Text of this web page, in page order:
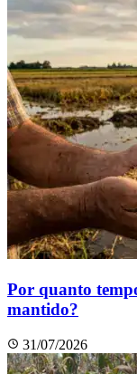
Por quanto
mantido?
31/07/2026